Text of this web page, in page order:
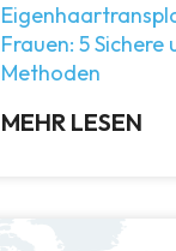
Frauen: 5
Methoden
MEHR LESEN